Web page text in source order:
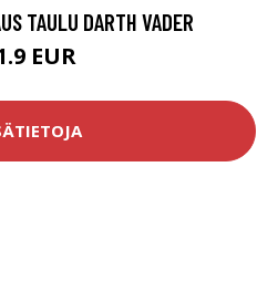
TAULU DARTH VADER
EUR